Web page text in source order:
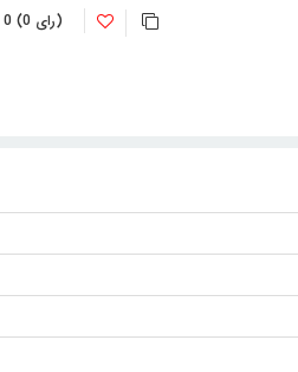
0 0